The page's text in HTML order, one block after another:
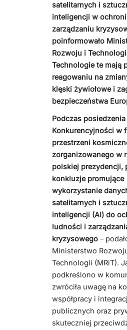
satelitarnych i
inteligencji w
zarządzaniu
poinformowało
Rozwoju i
Technologie te mają
reagowaniu na
klęski żywiołowe i
bezpieczeństwa
Podczas posiedzenia
Konkurencyjności w
przestrzeni
zorganizowanego w
polskiej prezydencji,
konkluzje promujące
wykorzystanie
satelitarnych i
inteligencji (AI) do
ludności i
kryzysowego –
Ministerstwo
Technologii (MRiT).
podkreślono w
zwróciła uwagę na
współpracy i
publicznych oraz
skuteczniej